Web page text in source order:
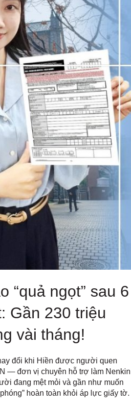
“quả ngọt” sau 6
Gần 230 triệu
vài tháng!
đổi khi Hiền được người quen
— đơn vị chuyên hỗ trợ làm Nenkin
đang mệt mỏi và gần như muốn
hoàn toàn khỏi áp lực giấy tờ.